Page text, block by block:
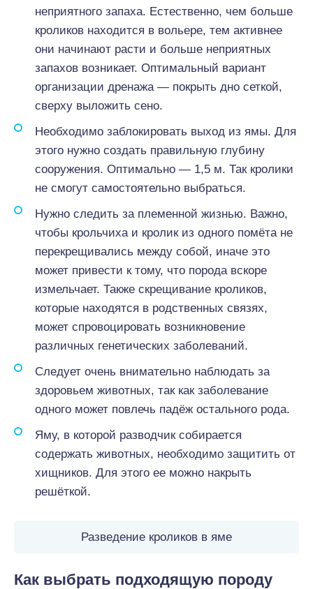
неприятного запаха. Естественно, чем больше
кроликов находится в вольере, тем активнее
они начинают расти и больше неприятных
запахов возникает. Оптимальный вариант
организации дренажа — покрыть дно сеткой,
сверху выложить сено.
Необходимо заблокировать выход из ямы. Для
этого нужно создать правильную глубину
сооружения. Оптимально — 1,5 м. Так кролики
не смогут самостоятельно выбраться.
Нужно следить за племенной жизнью. Важно,
чтобы крольчиха и кролик из одного помёта не
перекрещивались между собой, иначе это
может привести к тому, что порода вскоре
измельчает. Также скрещивание кроликов,
которые находятся в родственных связях,
может спровоцировать возникновение
различных генетических заболеваний.
Следует очень внимательно наблюдать за
здоровьем животных, так как заболевание
одного может повлечь падёж остального рода.
Яму, в которой разводчик собирается
содержать животных, необходимо защитить от
хищников. Для этого ее можно накрыть
решёткой.
Разведение кроликов в яме
Как выбрать подходящую породу